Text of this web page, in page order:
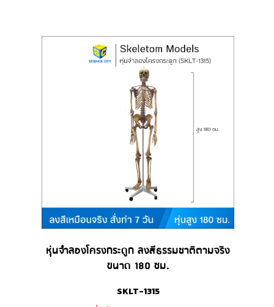
หุ่นจำลองโครงกระดูก ลงสีธรรมชาติตามจริง
ขนาด 180 ซม.
SKLT-1315